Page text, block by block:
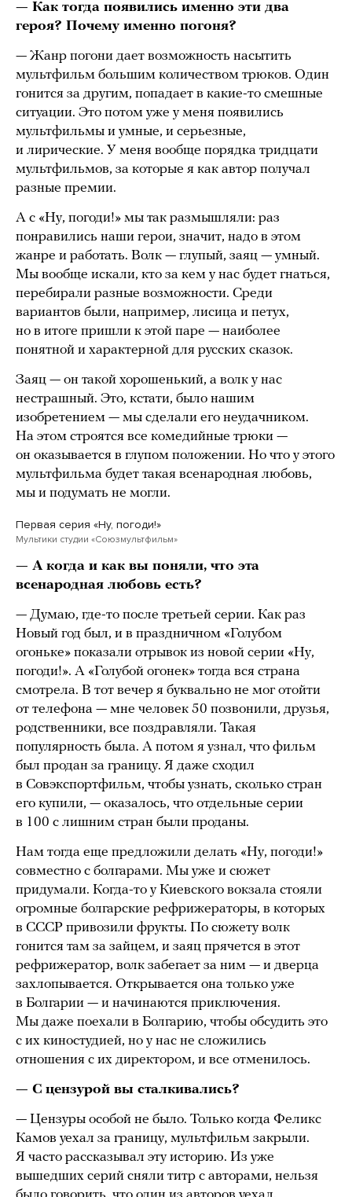
— Как тогда появились именно эти два
героя? Почему именно погоня?
— Жанр погони дает возможность насытить
мультфильм большим количеством трюков. Один
гонится за другим, попадает в какие-то смешные
ситуации. Это потом уже у меня появились
мультфильмы и умные, и серьезные,
и лирические. У меня вообще порядка тридцати
мультфильмов, за которые я как автор получал
разные премии.
А с «Ну, погоди!» мы так размышляли: раз
понравились наши герои, значит, надо в этом
жанре и работать. Волк — глупый, заяц — умный.
Мы вообще искали, кто за кем у нас будет гнаться,
перебирали разные возможности. Среди
вариантов были, например, лисица и петух,
но в итоге пришли к этой паре — наиболее
понятной и характерной для русских сказок.
Заяц — он такой хорошенький, а волк у нас
нестрашный. Это, кстати, было нашим
изобретением — мы сделали его неудачником.
На этом строятся все комедийные трюки —
он оказывается в глупом положении. Но что у этого
мультфильма будет такая всенародная любовь,
мы и подумать не могли.
Первая серия «Ну, погоди!»
Мультики студии «Союзмультфильм»
— А когда и как вы поняли, что эта
всенародная любовь есть?
— Думаю, где-то после третьей серии. Как раз
Новый год был, и в праздничном «Голубом
огоньке» показали отрывок из новой серии «Ну,
погоди!». А «Голубой огонек» тогда вся страна
смотрела. В тот вечер я буквально не мог отойти
от телефона — мне человек 50 позвонили, друзья,
родственники, все поздравляли. Такая
популярность была. А потом я узнал, что фильм
был продан за границу. Я даже сходил
в Совэкспортфильм, чтобы узнать, сколько стран
его купили, — оказалось, что отдельные серии
в 100 с лишним стран были проданы.
Нам тогда еще предложили делать «Ну, погоди!»
совместно с болгарами. Мы уже и сюжет
придумали. Когда-то у Киевского вокзала стояли
огромные болгарские рефрижераторы, в которых
в СССР привозили фрукты. По сюжету волк
гонится там за зайцем, и заяц прячется в этот
рефрижератор, волк забегает за ним — и дверца
захлопывается. Открывается она только уже
в Болгарии — и начинаются приключения.
Мы даже поехали в Болгарию, чтобы обсудить это
с их киностудией, но у нас не сложились
отношения с их директором, и все отменилось.
— С цензурой вы сталкивались?
— Цензуры особой не было. Только когда Феликс
Камов уехал за границу, мультфильм закрыли.
Я часто рассказывал эту историю. Из уже
вышедших серий сняли титр с авторами, нельзя